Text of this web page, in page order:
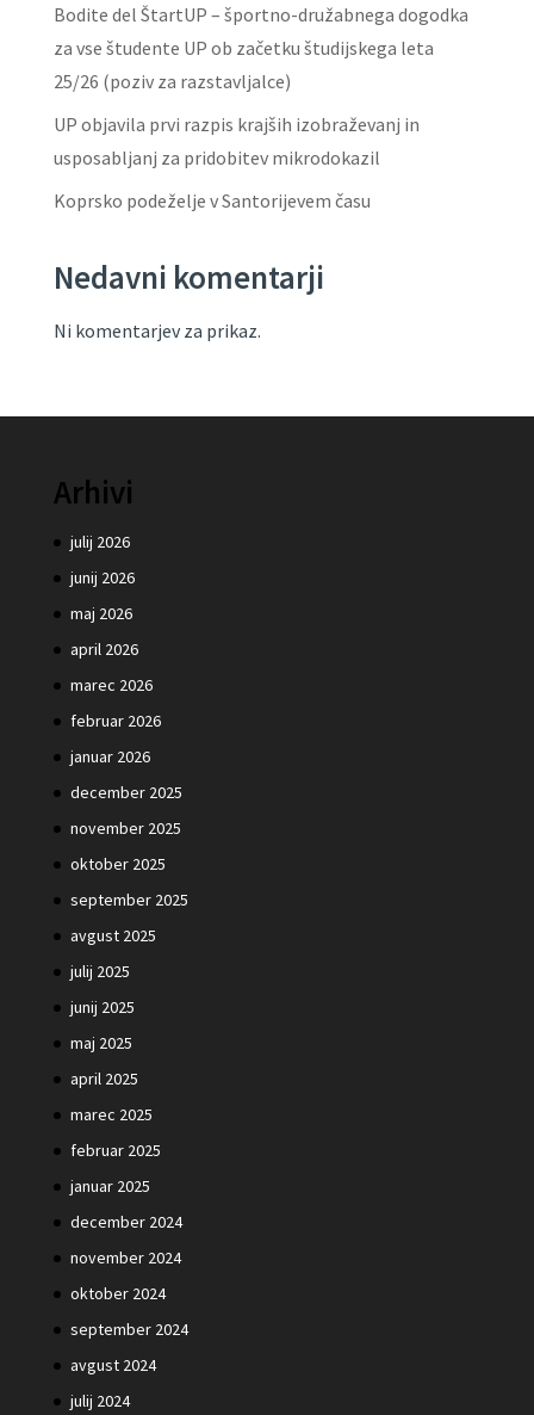
Bodite del ŠtartUP – športno-družabnega dogodka
za vse študente UP ob začetku študijskega leta
25/26 (poziv za razstavljalce)
UP objavila prvi razpis krajših izobraževanj in
usposabljanj za pridobitev mikrodokazil
Koprsko podeželje v Santorijevem času
Nedavni komentarji
Ni komentarjev za prikaz.
Arhivi
julij 2026
junij 2026
maj 2026
april 2026
marec 2026
februar 2026
januar 2026
december 2025
november 2025
oktober 2025
september 2025
avgust 2025
julij 2025
junij 2025
maj 2025
april 2025
marec 2025
februar 2025
januar 2025
december 2024
november 2024
oktober 2024
september 2024
avgust 2024
julij 2024